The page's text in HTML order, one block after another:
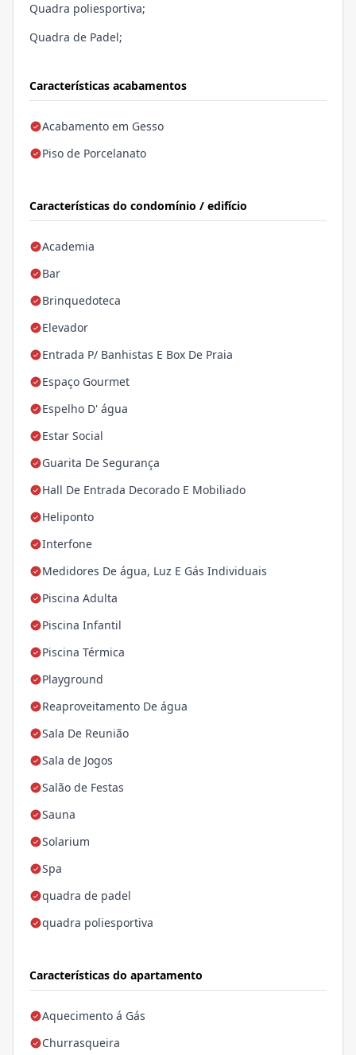
Características acabamentos
Acabamento em Gesso
Piso de Porcelanato
Características do condomínio / edifício
Academia
Bar
Brinquedoteca
Elevador
Entrada P/ Banhistas E Box De Praia
Espaço Gourmet
Espelho D' água
Estar Social
Guarita De Segurança
Hall De Entrada Decorado E Mobiliado
Heliponto
Interfone
Medidores De água, Luz E Gás Individuais
Piscina Adulta
Piscina Infantil
Piscina Térmica
Playground
Reaproveitamento De água
Sala De Reunião
Sala de Jogos
Salão de Festas
Sauna
Solarium
Spa
quadra de padel
quadra poliesportiva
Características do apartamento
Aquecimento á Gás
Churrasqueira
Quadra poliesportiva;
Quadra de Padel;